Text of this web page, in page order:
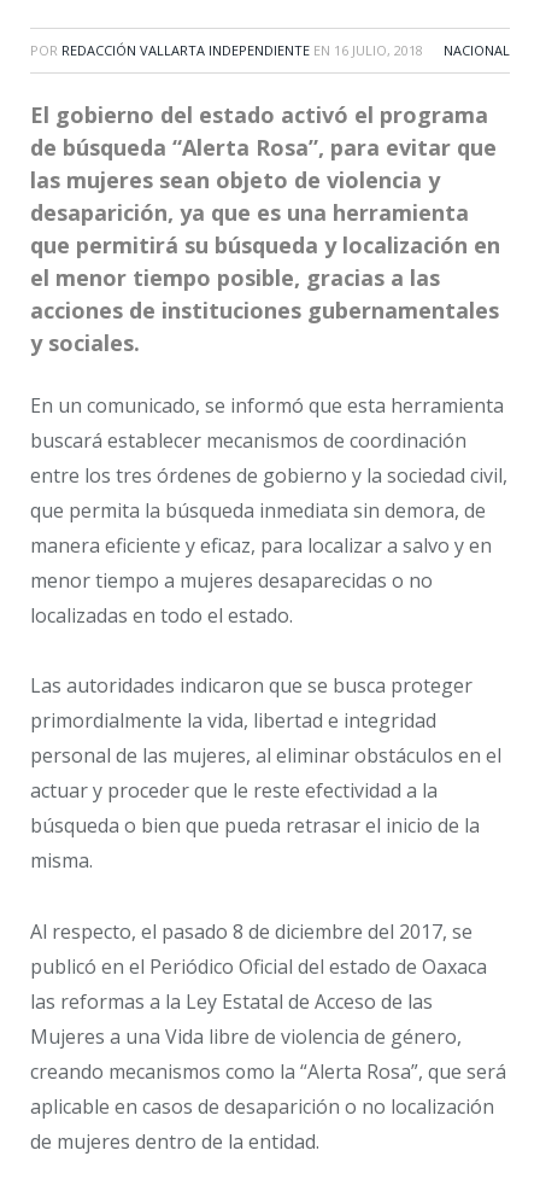
POR REDACCIÓN VALLARTA INDEPENDIENTE EN 16 JULIO, 2018 NACIONAL
El gobierno del estado activó el programa
de búsqueda “Alerta Rosa”, para evitar que
las mujeres sean objeto de violencia y
desaparición, ya que es una herramienta
que permitirá su búsqueda y localización en
el menor tiempo posible, gracias a las
acciones de instituciones gubernamentales
y sociales.
En un comunicado, se informó que esta herramienta
buscará establecer mecanismos de coordinación
entre los tres órdenes de gobierno y la sociedad civil,
que permita la búsqueda inmediata sin demora, de
manera eficiente y eficaz, para localizar a salvo y en
menor tiempo a mujeres desaparecidas o no
localizadas en todo el estado.
Las autoridades indicaron que se busca proteger
primordialmente la vida, libertad e integridad
personal de las mujeres, al eliminar obstáculos en el
actuar y proceder que le reste efectividad a la
búsqueda o bien que pueda retrasar el inicio de la
misma.
Al respecto, el pasado 8 de diciembre del 2017, se
publicó en el Periódico Oficial del estado de Oaxaca
las reformas a la Ley Estatal de Acceso de las
Mujeres a una Vida libre de violencia de género,
creando mecanismos como la “Alerta Rosa”, que será
aplicable en casos de desaparición o no localización
de mujeres dentro de la entidad.